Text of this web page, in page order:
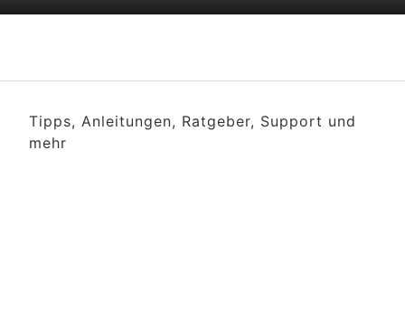
Tipps, Anleitungen, Ratgeber, Support und
mehr